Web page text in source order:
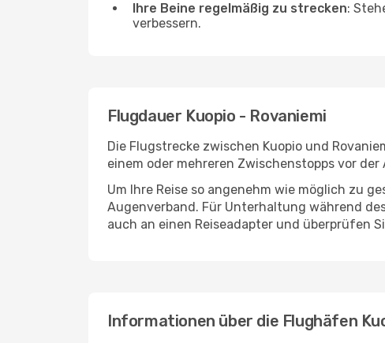
Ihre Beine regelmäßig zu strecken:
verbessern.
Flugdauer Kuopio - Rovaniemi
Die Flugstrecke zwischen Kuopio und
einem oder mehreren Zwischenstopps vor
Um Ihre Reise so angenehm wie möglich zu
Augenverband. Für Unterhaltung während
auch an einen Reiseadapter und überprüfen
Informationen über die Flughäfen